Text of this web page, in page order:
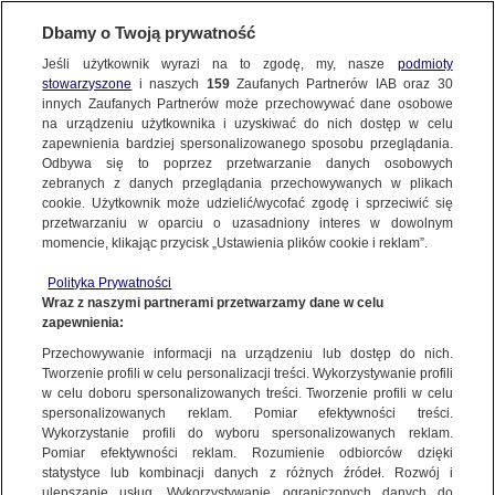
BIURO REKLAMY TVN MEDIA
WYBIERZ STACJĘ
TVN
TVN 7
TTV
METRO
TVN24
TVN24 BIS
EUROSPORT 1
EUROSPORT 2
Discovery
Discovery Historia
Discovery Science
Animal Planet HD
TVN Style
Travel Channel
TLC
HGTV
FOOD NETWORK
TVN Fabuła
Kanał National Geographic skłania widzów, by dowiedzieli się
więcej. Poprzez pasjonujące programy z dziedzin technologii,
nauki, historii czy eksploracji wzbogaca naszą wiedzę o
otaczającym świecie, prezentując informacje w sposób
przystępny i inspirujący. Dzięki współpracy z Towarzystwem
National Geographic, znanymi na całym świecie badaczami
oraz fotografami, programy emitowane na kanale odsłaniają
nieznane dotąd fakty, łącząc rzetelny przekaz z zapierającymi
dech w piersiach ujęciami. Programy emitowane na antenie
National Geographic to mądra, oparta na faktach rozrywka,
inspirujące historie i wielkie przedsięwzięcia.
Dbamy o Twoją prywatność
Jeśli użytkownik wyrazi na to zgodę, my, nasze podmioty
stowarzyszone i naszych 159Zaufanych Partnerów IAB oraz 30
innych Zaufanych Partnerów może przechowywać dane osobowe
na urządzeniu użytkownika i uzyskiwać do nich dostęp w celu
zapewnienia bardziej spersonalizowanego sposobu przeglądania.
Odbywa się to poprzez przetwarzanie danych osobowych
zebranych z danych przeglądania przechowywanych w plikach
cookie. Użytkownik może udzielić/wycofać zgodę i sprzeciwić się
przetwarzaniu w oparciu o uzasadniony interes w dowolnym
momencie, klikając przycisk „Ustawienia plików cookie i reklam”.
Polityka Prywatności
Wraz z naszymi partnerami przetwarzamy dane w celu
zapewnienia:
Przechowywanie informacji na urządzeniu lub dostęp do nich.
Tworzenie profili w celu personalizacji treści. Wykorzystywanie profili
w celu doboru spersonalizowanych treści. Tworzenie profili w celu
spersonalizowanych reklam. Pomiar efektywności treści.
Wykorzystanie profili do wyboru spersonalizowanych reklam.
Pomiar efektywności reklam. Rozumienie odbiorców dzięki
statystyce lub kombinacji danych z różnych źródeł. Rozwój i